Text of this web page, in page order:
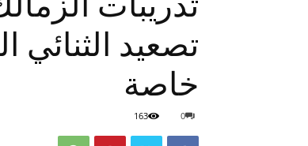
تصعيد الثنائي
خاصة
0
163